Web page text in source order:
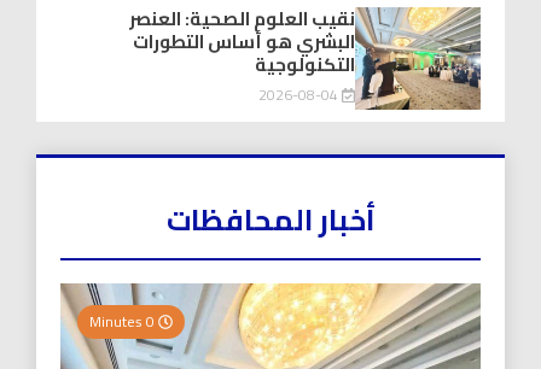
نقيب العلوم الصحية: العنصر
البشري هو أساس التطورات
التكنولوجية
2026-08-04
أخبار المحافظات